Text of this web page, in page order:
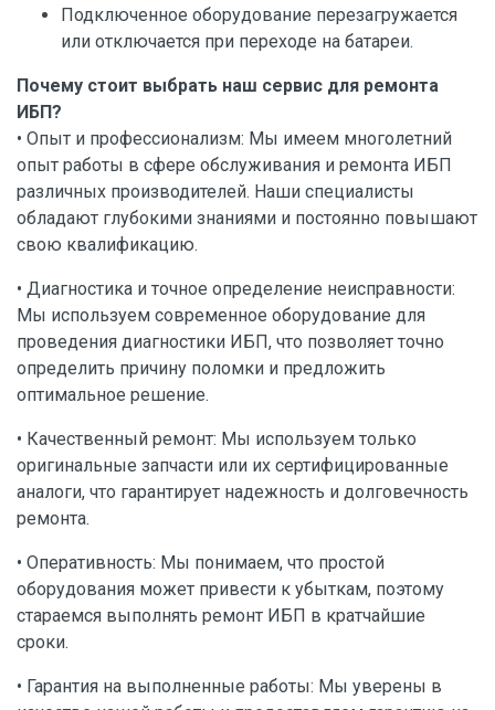
Подключенное оборудование перезагружается
или отключается при переходе на батареи.
Почему стоит выбрать наш сервис для ремонта
ИБП?
• Опыт и профессионализм: Мы имеем многолетний
опыт работы в сфере обслуживания и ремонта ИБП
различных производителей. Наши специалисты
обладают глубокими знаниями и постоянно повышают
свою квалификацию.
• Диагностика и точное определение неисправности:
Мы используем современное оборудование для
проведения диагностики ИБП, что позволяет точно
определить причину поломки и предложить
оптимальное решение.
• Качественный ремонт: Мы используем только
оригинальные запчасти или их сертифицированные
аналоги, что гарантирует надежность и долговечность
ремонта.
• Оперативность: Мы понимаем, что простой
оборудования может привести к убыткам, поэтому
стараемся выполнять ремонт ИБП в кратчайшие
сроки.
• Гарантия на выполненные работы: Мы уверены в